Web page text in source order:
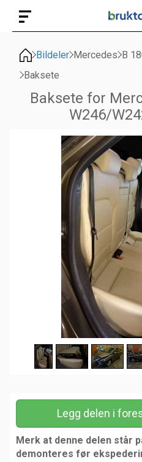
Bildeler Mercedes B
Baksete
Baksete for
W246/
Legg delen i
Merk at denne delen står
demonteres før